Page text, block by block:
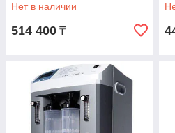
Нет в наличии
514 400 ₸